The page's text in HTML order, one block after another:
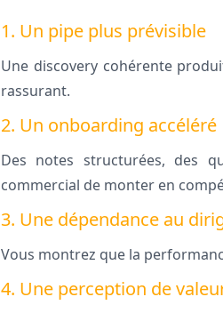
1. Un pipe plus prévisible
Une discovery cohérente
rassurant.
2. Un onboarding accéléré
Des notes structurées, des
commercial de monter en
3. Une dépendance au
Vous montrez que la
4. Une perception de